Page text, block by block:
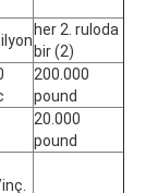
her 2. ruloda
bir (2)
200.000
pound
20.000
pound